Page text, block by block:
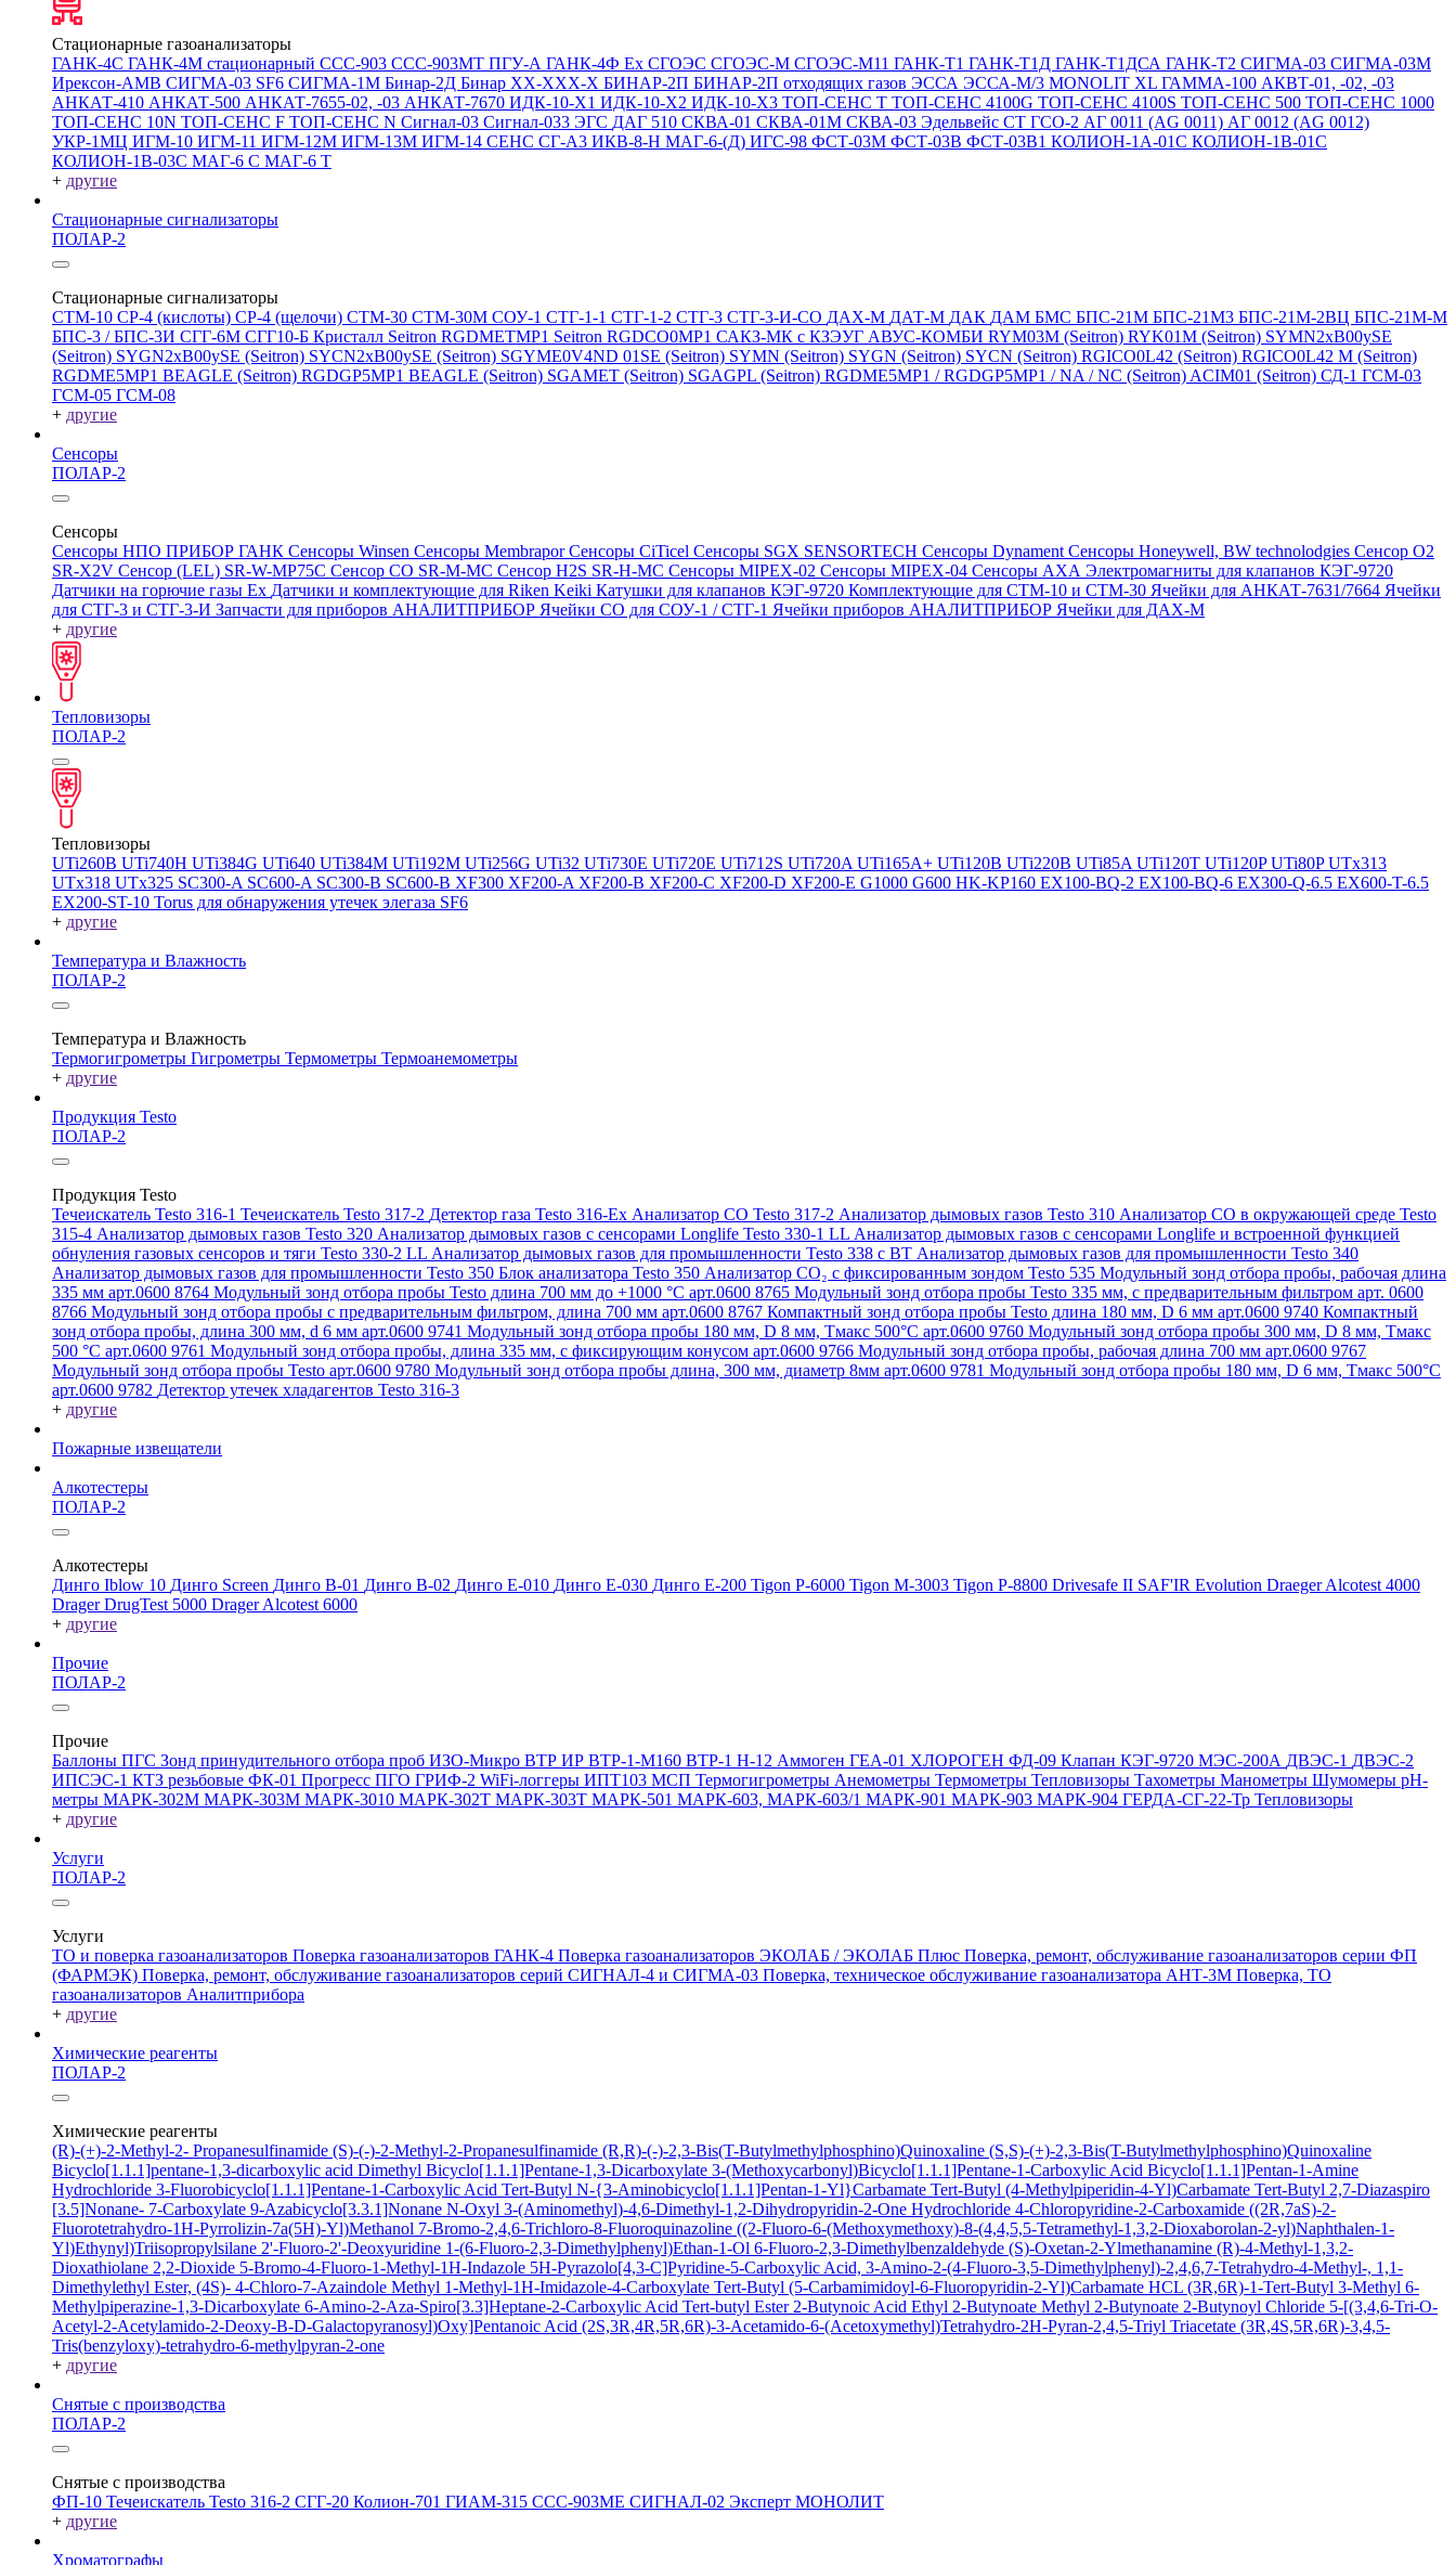
Стационарные газоанализаторы
ГАНК-4С ГАНК-4М стационарный ССС-903 ССС-903МТ ПГУ-А ГАНК-4Ф Ex СГОЭС СГОЭС-М СГОЭС-М11 ГАНК-Т1 ГАНК-Т1Д ГАНК-Т1ДСА ГАНК-Т2 СИГМА-03 СИГМА-03М
Ирексон-АМВ СИГМА-03 SF6 СИГМА-1М Бинар-2Д Бинар ХХ-ХХХ-Х БИНАР-2П БИНАР-2П отходящих газов ЭССА ЭССА-М/3 MONOLIT XL ГАММА-100 АКВТ-01, -02, -03
АНКАТ-410 АНКАТ-500 АНКАТ-7655-02, -03 АНКАТ-7670 ИДК-10-Х1 ИДК-10-Х2 ИДК-10-Х3 ТОП-СЕНС Т ТОП-СЕНС 4100G ТОП-СЕНС 4100S ТОП-СЕНС 500 ТОП-СЕНС 1000
ТОП-СЕНС 10N ТОП-СЕНС F ТОП-СЕНС N Сигнал-03 Сигнал-033 ЭГС ДАГ 510 СКВА-01 СКВА-01М СКВА-03 Эдельвейс СТ ГСО-2 АГ 0011 (AG 0011) АГ 0012 (AG 0012)
УКР-1МЦ ИГМ-10 ИГМ-11 ИГМ-12М ИГМ-13М ИГМ-14 СЕНС СГ-А3 ИКВ-8-Н МАГ-6-(Д) ИГС-98 ФСТ-03М ФСТ-03В ФСТ-03В1 КОЛИОН-1А-01С КОЛИОН-1В-01С
КОЛИОН-1В-03С МАГ-6 С МАГ-6 Т
+ другие
Стационарные сигнализаторы
ПОЛАР-2
Стационарные сигнализаторы
СТМ-10 СР-4 (кислоты) СР-4 (щелочи) СТМ-30 СТМ-30М СОУ-1 СТГ-1-1 СТГ-1-2 СТГ-3 СТГ-3-И-CO ДАХ-М ДАТ-М ДАК ДАМ БМС БПС-21М БПС-21М3 БПС-21М-2ВЦ БПС-21М-М
БПС-3 / БПС-3И СГГ-6М СГГ10-Б Кристалл Seitron RGDMETMP1 Seitron RGDCO0MP1 САКЗ-МК с КЗЭУГ АВУС-КОМБИ RYM03M (Seitron) RYK01M (Seitron) SYMN2хB00ySE
(Seitron) SYGN2xB00ySE (Seitron) SYCN2xB00ySE (Seitron) SGYME0V4ND 01SE (Seitron) SYMN (Seitron) SYGN (Seitron) SYCN (Seitron) RGICO0L42 (Seitron) RGICO0L42 M (Seitron)
RGDME5MP1 BEAGLE (Seitron) RGDGP5MP1 BEAGLE (Seitron) SGAMET (Seitron) SGAGPL (Seitron) RGDME5MP1 / RGDGP5MP1 / NA / NC (Seitron) ACIM01 (Seitron) СД-1 ГСМ-03
ГСМ-05 ГСМ-08
+ другие
Сенсоры
ПОЛАР-2
Сенсоры
Сенсоры НПО ПРИБОР ГАНК Сенсоры Winsen Сенсоры MembraporСенсоры CiTicel Сенсоры SGX SENSORTECH Сенсоры Dynament Сенсоры Honeywell, BW technolodgies Сенсор O2
SR-X2V Сенсор (LEL) SR-W-MP75C Сенсор CO SR-M-MC Сенсор H2S SR-H-MC Сенсоры MIPEX-02 Сенсоры MIPEX-04 Сенсоры АХА Электромагниты для клапанов КЭГ-9720
Датчики на горючие газы Ex Датчики и комплектующие для Riken Keiki Катушки для клапанов КЭГ-9720 Комплектующие для СТМ-10 и СТМ-30 Ячейки для АНКАТ-7631/7664 Ячейки
для СТГ-3 и СТГ-3-И Запчасти для приборов АНАЛИТПРИБОР Ячейки CO для СОУ-1 / СТГ-1 Ячейки приборов АНАЛИТПРИБОР Ячейки для ДАХ-М
+ другие
Тепловизоры
ПОЛАР-2
Тепловизоры
UTi260В UTi740H UTi384G UTi640 UTi384M UTi192M UTi256G UTi32 UTi730E UTi720E UTi712S UTi720A UTi165A+ UTi120B UTi220B UTi85A UTi120T UTi120PUTi80PUTx313
UTx318 UTx325 SC300-A SC600-A SC300-B SC600-B XF300 XF200-A XF200-B XF200-C XF200-D XF200-E G1000 G600 HK-KP160 EX100-BQ-2 EX100-BQ-6 EX300-Q-6.5 EX600-T-6.5
EX200-ST-10 Torus для обнаружения утечек элегаза SF6
+ другие
Температура и Влажность
ПОЛАР-2
Температура и Влажность
Термогигрометры Гигрометры Термометры Термоанемометры
+ другие
Продукция Testo
ПОЛАР-2
Продукция Testo
Течеискатель Testo 316-1 Течеискатель Testo 317-2 Детектор газа Testo 316-Ex Анализатор CO Testo 317-2 Анализатор дымовых газов Testo 310 Анализатор CO в окружающей среде Testo
315-4 Анализатор дымовых газов Testo 320 Анализатор дымовых газов с сенсорами Longlife Testo 330-1 LL Анализатор дымовых газов с сенсорами Longlife и встроенной функцией
обнуления газовых сенсоров и тяги Testo 330-2 LL Анализатор дымовых газов для промышленности Testo 338 с BT Анализатор дымовых газов для промышленности Testo 340
Анализатор дымовых газов для промышленности Testo 350 Блок анализатора Testo 350 Анализатор СО₂ с фиксированным зондом Testo 535 Модульный зонд отбора пробы, рабочая длина
335 мм арт.0600 8764 Модульный зонд отбора пробы Testo длина 700 мм до +1000 °С арт.0600 8765 Модульный зонд отбора пробы Testo 335 мм, с предварительным фильтром арт. 0600
8766 Модульный зонд отбора пробы с предварительным фильтром, длина 700 мм арт.0600 8767 Компактный зонд отбора пробы Testo длина 180 мм, D 6 мм арт.0600 9740 Компактный
зонд отбора пробы, длина 300 мм, d 6 мм арт.0600 9741 Модульный зонд отбора пробы 180 мм, D 8 мм, Tмакс 500°С арт.0600 9760 Модульный зонд отбора пробы 300 мм, D 8 мм, Tмакс
500 °C арт.0600 9761 Модульный зонд отбора пробы, длина 335 мм, с фиксирующим конусом арт.0600 9766 Модульный зонд отбора пробы, рабочая длина 700 мм арт.0600 9767
Модульный зонд отбора пробы Testo арт.0600 9780 Модульный зонд отбора пробы длина, 300 мм, диаметр 8мм арт.0600 9781 Модульный зонд отбора пробы 180 мм, D 6 мм, Tмакс 500°С
арт.0600 9782 Детектор утечек хладагентов Testo 316-3
+ другие
Пожарные извещатели
Алкотестеры
ПОЛАР-2
Алкотестеры
Динго Iblow 10 Динго Screen Динго В-01 Динго В-02 Динго Е-010 Динго Е-030 Динго Е-200 Tigon P-6000 Tigon M-3003 Tigon P-8800 Drivesafe II SAF'IR Evolution Draeger Alcotest 4000
Drager DrugTest 5000 Drager Alcotest 6000
+ другие
Прочие
ПОЛАР-2
Прочие
Баллоны ПГС Зонд принудительного отбора проб ИЗО-Микро ВТР ИР ВТР-1-М160 ВТР-1 Н-12 Аммоген ГЕА-01 ХЛОРОГЕН ФД-09 Клапан КЭГ-9720 МЭС-200А ДВЭС-1 ДВЭС-2
ИПСЭС-1 КТЗ резьбовые ФК-01 Прогресс ПГО ГРИФ-2 WiFi-логгеры ИПТ103 МСП Термогигрометры Анемометры Термометры Тепловизоры Тахометры Манометры Шумомеры pH-
метры МАРК-302М МАРК-303М МАРК-3010 МАРК-302Т МАРК-303Т МАРК-501 МАРК-603, МАРК-603/1 МАРК-901 МАРК-903 МАРК-904 ГЕРДА-СГ-22-Тр Тепловизоры
+ другие
Услуги
ПОЛАР-2
Услуги
ТО и поверка газоанализаторов Поверка газоанализаторов ГАНК-4 Поверка газоанализаторов ЭКОЛАБ / ЭКОЛАБ Плюс Поверка, ремонт, обслуживание газоанализаторов серии ФП
(ФАРМЭК) Поверка, ремонт, обслуживание газоанализаторов серий СИГНАЛ-4 и СИГМА-03 Поверка, техническое обслуживание газоанализатора АНТ-3М Поверка, ТО
газоанализаторов Аналитприбора
+ другие
Химические реагенты
ПОЛАР-2
Химические реагенты
(R)-(+)-2-Methyl-2- Propanesulfinamide (S)-(-)-2-Methyl-2-Propanesulfinamide (R,R)-(-)-2,3-Bis(T-Butylmethylphosphino)Quinoxaline (S,S)-(+)-2,3-Bis(T-Butylmethylphosphino)Quinoxaline
Bicyclo[1.1.1]pentane-1,3-dicarboxylic acid Dimethyl Bicyclo[1.1.1]Pentane-1,3-Dicarboxylate 3-(Methoxycarbonyl)Bicyclo[1.1.1]Pentane-1-Carboxylic Acid Bicyclo[1.1.1]Pentan-1-Amine
Hydrochloride 3-Fluorobicyclo[1.1.1]Pentane-1-Carboxylic Acid Tert-Butyl N-{3-Aminobicyclo[1.1.1]Pentan-1-Yl}Carbamate Tert-Butyl (4-Methylpiperidin-4-Yl)Carbamate Tert-Butyl 2,7-Diazaspiro
[3.5]Nonane- 7-Carboxylate 9-Azabicyclo[3.3.1]Nonane N-Oxyl 3-(Aminomethyl)-4,6-Dimethyl-1,2-Dihydropyridin-2-One Hydrochloride 4-Chloropyridine-2-Carboxamide ((2R,7aS)-2-
Fluorotetrahydro-1H-Pyrrolizin-7a(5H)-Yl)Methanol 7-Bromo-2,4,6-Trichloro-8-Fluoroquinazoline ((2-Fluoro-6-(Methoxymethoxy)-8-(4,4,5,5-Tetramethyl-1,3,2-Dioxaborolan-2-yl)Naphthalen-1-
Yl)Ethynyl)Triisopropylsilane 2'-Fluoro-2'-Deoxyuridine 1-(6-Fluoro-2,3-Dimethylphenyl)Ethan-1-Ol 6-Fluoro-2,3-Dimethylbenzaldehyde (S)-Oxetan-2-Ylmethanamine (R)-4-Methyl-1,3,2-
Dioxathiolane 2,2-Dioxide 5-Bromo-4-Fluoro-1-Methyl-1H-Indazole 5H-Pyrazolo[4,3-C]Pyridine-5-Carboxylic Acid, 3-Amino-2-(4-Fluoro-3,5-Dimethylphenyl)-2,4,6,7-Tetrahydro-4-Methyl-, 1,1-
Dimethylethyl Ester, (4S)- 4-Chloro-7-Azaindole Methyl 1-Methyl-1H-Imidazole-4-Carboxylate Tert-Butyl (5-Carbamimidoyl-6-Fluoropyridin-2-Yl)Carbamate HCL (3R,6R)-1-Tert-Butyl 3-Methyl 6-
Methylpiperazine-1,3-Dicarboxylate 6-Amino-2-Aza-Spiro[3.3]Heptane-2-Carboxylic Acid Tert-butyl Ester 2-Butynoic Acid Ethyl 2-Butynoate Methyl 2-Butynoate 2-Butynoyl Chloride 5-[(3,4,6-Tri-O-
Acetyl-2-Acetylamido-2-Deoxy-B-D-Galactopyranosyl)Oxy]Pentanoic Acid (2S,3R,4R,5R,6R)-3-Acetamido-6-(Acetoxymethyl)Tetrahydro-2H-Pyran-2,4,5-Triyl Triacetate (3R,4S,5R,6R)-3,4,5-
Tris(benzyloxy)-tetrahydro-6-methylpyran-2-one
+ другие
Снятые с производства
ПОЛАР-2
Снятые с производства
ФП-10 Течеискатель Testo 316-2 СГГ-20 Колион-701 ГИАМ-315 ССС-903МЕ СИГНАЛ-02 Эксперт МОНОЛИТ
+ другие
Хроматографы